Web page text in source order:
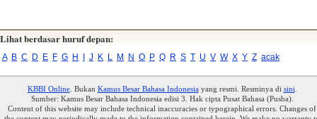
Lihat berdasar huruf depan:
A B C D E F G H J K L M N O P Q R S T U V W X Y Z acak
KBBI Online. Bukan Kamus Besar Bahasa Indonesiayang resmi. Resminya di sini
Sumber: Kamus Besar Bahasa Indonesia edisi 3. Hak cipta Pusat Bahasa (Pusba).
Content of this website may include technical inaccuracies or typographical errors. Changes of